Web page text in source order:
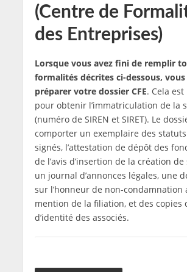
(Centre de
des Entreprises)
Lorsque vous avez fini de remplir
formalités décrites ci-dessous,
préparer votre dossier CFE. Cela
pour obtenir l’immatriculation de la
(numéro de SIREN et SIRET). Le
comporter un exemplaire des
signés, l’attestation de dépôt des
de l’avis d’insertion de la création
un journal d’annonces légales, une
sur l’honneur de non-condamnation
mention de la filiation, et des copies
d’identité des associés.